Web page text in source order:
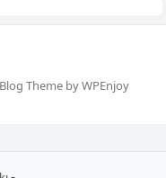
ThemebyWPEnjoy